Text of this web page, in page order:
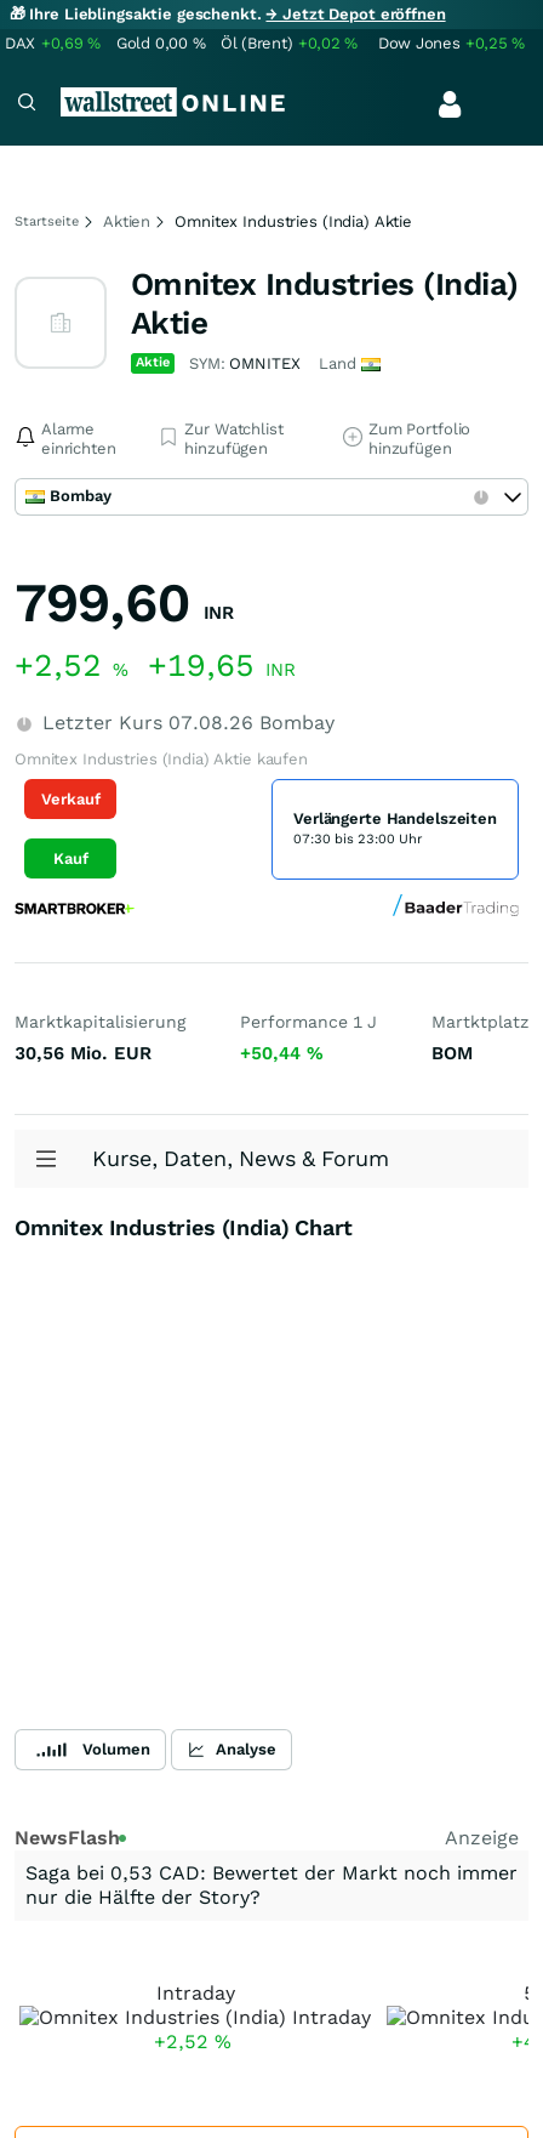
🎁 Ihre Lieblingsaktie geschenkt.→ Jetzt Depot eröffnen
DAX +0,69% Gold 0,00 % Öl (Brent) +0,02% Dow Jones +0,25%
Startseite Aktien Omnitex Industries (India) Aktie
Omnitex Industries (India)
Aktie
Aktie SYM: OMNITEX Land
Alarme
einrichten
Zur Watchlist
hinzufügen
Zum Portfolio
hinzufügen
Bombay
799,60 INR
+2,52 % +19,65 INR
Letzter Kurs 07.08.26 Bombay
Omnitex Industries (India) Aktie kaufen
Verkauf
Kauf
Verlängerte Handelszeiten
07:30 bis 23:00 Uhr
Marktkapitalisierung
30,56 Mio. EUR
Performance 1 J
+50,44 %
Martktplatz
BOM
Kurse, Daten, News & Forum
Omnitex Industries (India) Chart
Volumen Analyse
NewsFlash
Anzeige
Saga bei 0,53 CAD: Bewertet der Markt noch immer
nur die Hälfte der Story?
Intraday
+2,52 %
5